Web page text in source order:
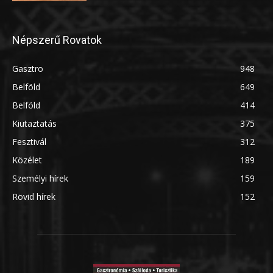
Népszerű Rovatok
Gasztro
948
Belföld
649
Belföld
414
Kiutaztatás
375
Fesztivál
312
Közélet
189
Személyi hírek
159
Rövid hírek
152